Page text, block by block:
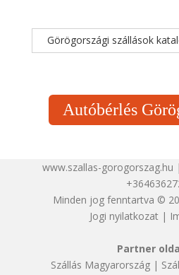
Görögországi szállások
Autóbérlés
www.szallas-
Minden jog fenntartva ©
Jogi nyilatkozat|
Partner
Szállás Magyarország|